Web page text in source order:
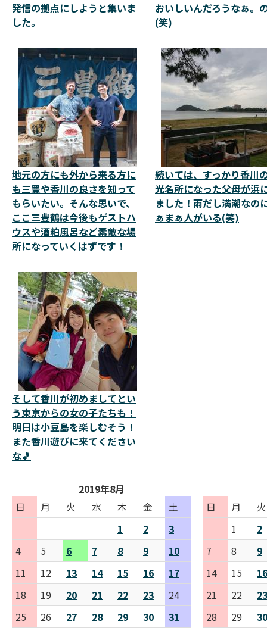
発信の拠点にしようと集いま
した。
おいしいんだろうなぁ。
(笑)
地元の方にも外から来る方に
も三豊や香川の良さを知って
もらいたい。そんな思いで、
ここ三豊鶴は今後もゲストハ
ウスや酒粕風呂など素敵な場
所になっていくはずです！
続いては、すっかり香川
光名所になった父母が浜
ました！雨だし満潮なの
ぁまぁ人がいる(笑)
そして香川が初めましてとい
う東京からの女の子たちも！
明日は小豆島を楽しむそう！
また香川遊びに来てください
な🎵
2019年8月
日
月 火 水 木 金
土
1
2
3
4
5 6 7 8 9
10
11
12 13 14 15 16
17
18
19 20 21 22 23
24
25
26 27 28 29 30 31
日 月
火
1
2
7
8
9
14
15
16
21
22
23
28
29 30